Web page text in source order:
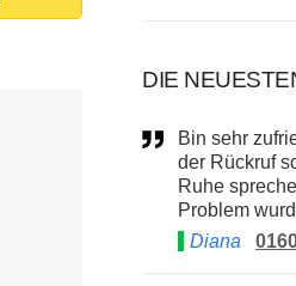
DIE
Bin sehr zufrieden und richtig froh das
der Rückruf
Ruhe
Problem
Diana